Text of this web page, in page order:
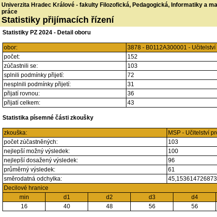
Univerzita Hradec Králové - fakulty Filozofická, Pedagogická, Informatiky a
práce
Statistiky přijímacích řízení
Statistiky PZ 2024 - Detail oboru
obor:
3878 - B0112A300001 -
počet:
152
zúčastnili se:
103
splnili podmínky přijetí:
72
nesplnili podmínky přijetí:
31
přijatí rovnou:
36
přijatí celkem:
43
Statistika písemné části zkoušky
zkouška:
MSP - Učitelství
počet zúčastněných:
103
nejlepší možný výsledek:
100
nejlepší dosažený výsledek:
96
průměrný výsledek:
61
směrodatná odchylka:
Decilové hranice
min
d1 d2 d3
d4
16
40 48 56 56